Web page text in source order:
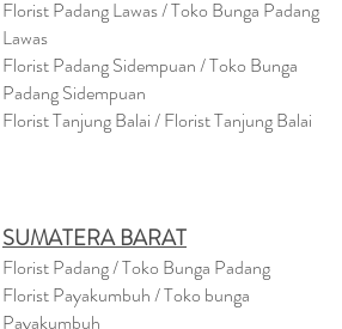
Florist Padang Lawas / Toko Bunga Padang
Lawas
Florist Padang Sidempuan / Toko Bunga
Padang Sidempuan
Florist Tanjung Balai / Florist Tanjung Balai
SUMATERA BARAT
Florist Padang / Toko Bunga Padang
Florist Payakumbuh / Toko bunga
Payakumbuh